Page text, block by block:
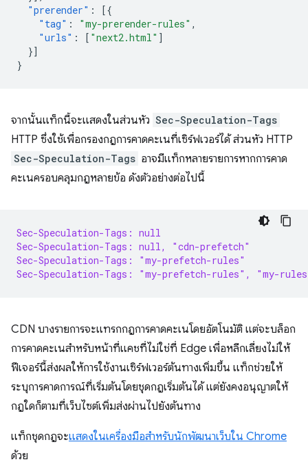
"prerender" :
[{
"tag" : "my-prerender-rules" ,
"urls" : [ "next2.html" ]
}]
}
จากนั้นแท็กนี้จะแสดงในส่วนหัว Sec-Speculation-Tags
HTTP ซึ่งใช้เพื่อกรองกฎการคาดคะเนที่เซิร์ฟเวอร์ได้ ส่วนหัว HTTP
Sec-Speculation-Tags อาจมีแท็กหลายรายการหากการคาด
คะเนครอบคลุมกฎหลายข้อ ดังตัวอย่างต่อไปนี้
Sec-Speculation-Tags: null
Sec-Speculation-Tags: null, "cdn-prefetch"
Sec-Speculation-Tags: "my-prefetch-rules"
Sec-Speculation-Tags: "my-prefetch-rules", "my-
CDN บางรายการจะแทรกกฎการคาดคะเนโดยอัตโนมัติ แต่จะบล็อก
การคาดคะเนสำหรับหน้าที่แคชที่ไม่ใช่ที่ Edge เพื่อหลีกเลี่ยงไม่ให้
ฟีเจอร์นี้ส่งผลให้การใช้งานเซิร์ฟเวอร์ต้นทางเพิ่มขึ้น แท็กช่วยให้
ระบุการคาดการณ์ที่เริ่มต้นโดยชุดกฎเริ่มต้นได้ แต่ยังคงอนุญาตให้
กฎใดก็ตามที่เว็บไซต์เพิ่มส่งผ่านไปยังต้นทาง
แท็กชุดกฎจะแสดงในเครื่องมือสำหรับนักพัฒนาเว็บใน Chrome
ด้วย